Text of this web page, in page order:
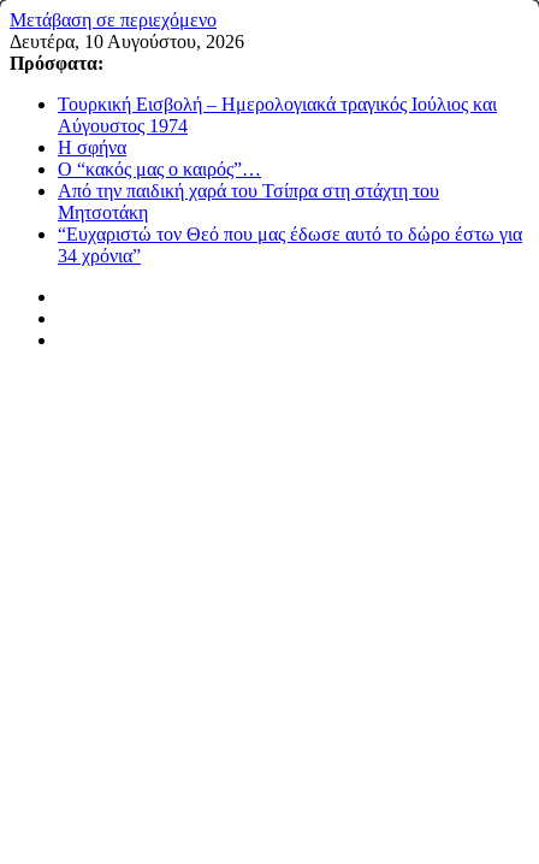
Μετάβαση σε περιεχόμενο
Δευτέρα, 10 Αυγούστου, 2026
Πρόσφατα:
Τουρκική Εισβολή – Ημερολογιακά τραγικός Ιούλιος και
Αύγουστος 1974
Η σφήνα
Ο “κακός μας ο καιρός”…
Από την παιδική χαρά του Τσίπρα στη στάχτη του
Μητσοτάκη
“Ευχαριστώ τον Θεό που μας έδωσε αυτό το δώρο έστω για
34 χρόνια”